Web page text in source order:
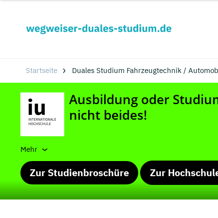
Startseite Duales Studium Fahrzeugtechnik /
Mehr
Zur Studienbroschüre Zur